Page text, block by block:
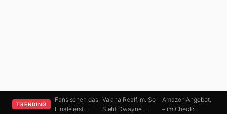
TRENDING
Fans sehen das
Finale erst…
Vaiana Realfilm: So
Sieht Dwayne…
Amazon Angebot:
– im Check:…